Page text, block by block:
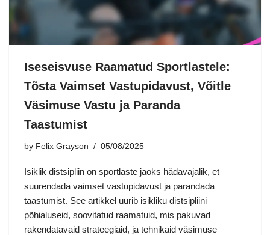
Iseseisvuse Raamatud Sportlastele:
Tõsta Vaimset Vastupidavust, Võitle
Väsimuse Vastu ja Paranda
Taastumist
by Felix Grayson 05/08/2025
Isiklik distsipliin on sportlaste jaoks hädavajalik, et
suurendada vaimset vastupidavust ja parandada
taastumist. See artikkel uurib isikliku distsipliini
põhialuseid, soovitatud raamatuid, mis pakuvad
rakendatavaid strateegiaid, ja tehnikaid väsimuse